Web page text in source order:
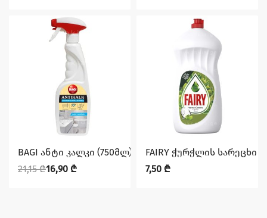
BAGI ანტი კალკი (750მლ)(ჟანგის მოსაცილებელი)
21,15₾16,90 ₾
FAIRY ჭურჭლის სარეცხი
7,50 ₾